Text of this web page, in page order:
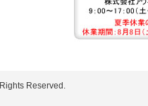
Reserved.